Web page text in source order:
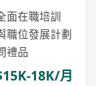
面在職培訓
職位發展計劃
禮品
18K/月